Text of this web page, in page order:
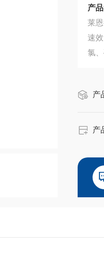
产
莱
速
氯
产
产